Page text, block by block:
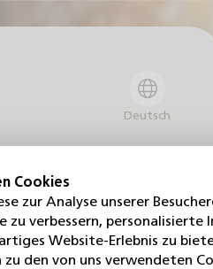
Deutsch
Wir helfen Ihnen gerne weiter!
so schnell wie möglich
Cookies
zur Analyse unserer
zu verbessern, personalisierte
Website-Erlebnis zu
den von uns verwendeten